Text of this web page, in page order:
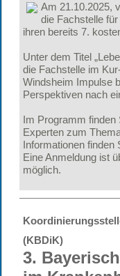
Am 21.10.2025,
die Fachstelle
ihren bereits 7.
Unter dem Titel
die Fachstelle im
Windsheim Impulse
Perspektiven nach
Im Programm
Experten zum
Informationen finden
Eine Anmeldung ist
möglich.
(KBDiK)
3.